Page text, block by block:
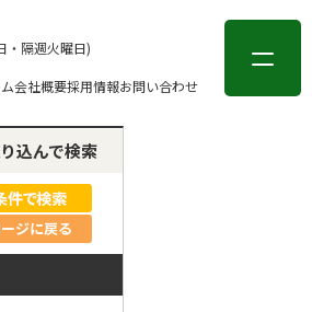
・隔週火曜日)
会社概要採用情報お問い合わせ
登録 ログイン
込んで検索
ジに戻る